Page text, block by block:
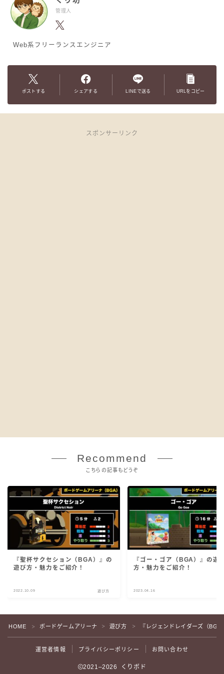
管理人
Web系フリーランスエンジニア
ポストする シェアする LINEで送る URLをコピー
スポンサーリンク
Recommend
こちらの記事もどうぞ
『聖杯サクセション（BGA）』の
遊び方・魅力をご紹介！
2022.10.09 遊び方
『ゴー・ゴア（BGA）』の遊
方・魅力をご紹介！
2023.04.16
HOME ＞ ボードゲームアリーナ ＞ 遊び方 ＞ 『レジェンドレイダーズ（
運営者情報 プライバシーポリシー お問い合わせ
2021–2026 くりボド